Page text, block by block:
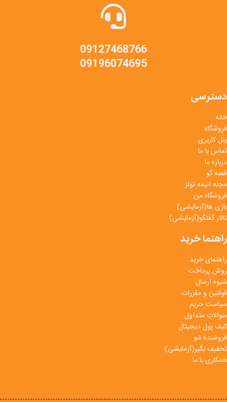
09127468766
09196074695
دسترسی
خانه
فروشگاه
پنل کاربری
تماس با ما
درباره ما
قصه گو
مجله انیمه تولز
فروشگاه من
بازی ها(آزمایشی)
تالار گفتگو(آزمایشی)
راهنما خرید
راهنمای خرید
روش پرداخت
شیوه ارسال
قوانین و مقررات
سیاست حریم
سوالات متداول
کیف پول دیجیتال
فروشنده شو
تخفیف بگیر(آزمایشی)
همکاری با ما